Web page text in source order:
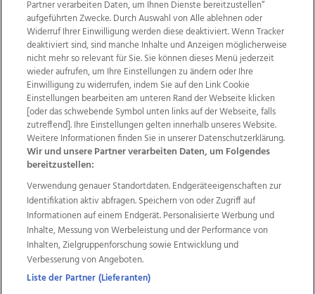
Wir über uns Mediadaten Kontakt
Jobs
Datenschutz
Impressum
AGB Anzeigekunden
AGB Website
Ehrenkodex Politische Werbung
Weitere Angebote des Medienhauses Wimmer
TV1 di-mog-i.at OÖNow
Ischler Woche
Life Radio
OÖNachrichten
OÖN Immobilien
OÖN Karriere
OÖN Reise
Promenaden Galerien
Regionaljobs
wasistlos.at
Partner verarbeiten Daten, um Ihnen Dienste bereitzustellen“
aufgeführten Zwecke. Durch Auswahl von Alle ablehnen oder
Widerruf Ihrer Einwilligung werden diese deaktiviert. Wenn Tracker
deaktiviert sind, sind manche Inhalte und Anzeigen möglicherweise
nicht mehr so relevant für Sie. Sie können dieses Menü jederzeit
wieder aufrufen, um Ihre Einstellungen zu ändern oder Ihre
Einwilligung zu widerrufen, indem Sie auf den Link Cookie
Einstellungen bearbeiten am unteren Rand der Webseite klicken
[oder das schwebende Symbol unten links auf der Webseite, falls
zutreffend]. Ihre Einstellungen gelten innerhalb unseres Website.
Weitere Informationen finden Sie in unserer Datenschutzerklärung.
Wir und unsere Partner verarbeiten Daten, um Folgendes
bereitzustellen:
Verwendung genauer Standortdaten. Endgeräteeigenschaften zur
Identifikation aktiv abfragen. Speichern von oder Zugriff auf
Informationen auf einem Endgerät. Personalisierte Werbung und
Inhalte, Messung von Werbeleistung und der Performance von
Inhalten, Zielgruppenforschung sowie Entwicklung und
Verbesserung von Angeboten.
Liste der Partner (Lieferanten)